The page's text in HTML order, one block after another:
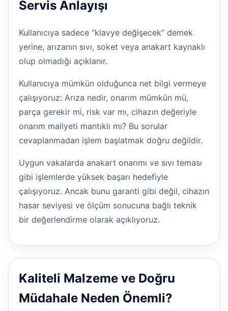
Servis Anlayışı
Kullanıcıya sadece “klavye değişecek” demek
yerine, arızanın sıvı, soket veya anakart kaynaklı
olup olmadığı açıklanır.
Kullanıcıya mümkün olduğunca net bilgi vermeye
çalışıyoruz: Arıza nedir, onarım mümkün mü,
parça gerekir mi, risk var mı, cihazın değeriyle
onarım maliyeti mantıklı mı? Bu sorular
cevaplanmadan işlem başlatmak doğru değildir.
Uygun vakalarda anakart onarımı ve sıvı teması
gibi işlemlerde yüksek başarı hedefiyle
çalışıyoruz. Ancak bunu garanti gibi değil, cihazın
hasar seviyesi ve ölçüm sonucuna bağlı teknik
bir değerlendirme olarak açıklıyoruz.
Kaliteli Malzeme ve Doğru
Müdahale Neden Önemli?